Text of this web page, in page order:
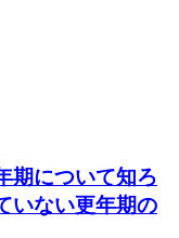
期について知ろ
いない更年期の